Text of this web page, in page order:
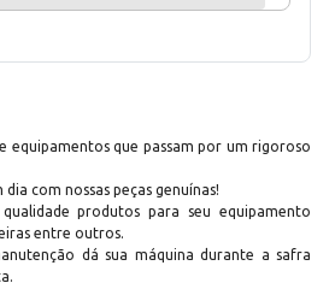
equipamentos que passam por um rigoroso
com nossas peças genuínas!
produtos para seu equipamento
entre outros.
dá sua máquina durante a safra